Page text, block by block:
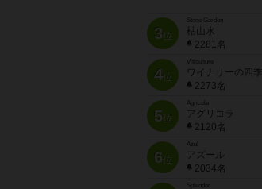
3位
Stone Garden
枯山水
2281名
4位
Viticulture
ワイナリーの四季
2273名
5位
Agricola
アグリコラ
2120名
6位
Azul
アズール
2034名